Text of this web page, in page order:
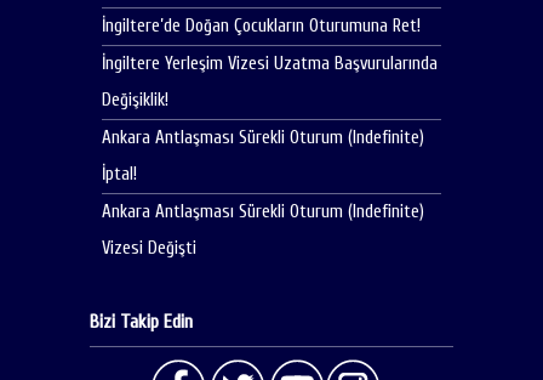
İngiltere’de Doğan Çocukların Oturumuna Ret!
İngiltere Yerleşim Vizesi Uzatma Başvurularında
Değişiklik!
Ankara Antlaşması Sürekli Oturum (Indefinite)
İptal!
Ankara Antlaşması Sürekli Oturum (Indefinite)
Vizesi Değişti
Bizi Takip Edin